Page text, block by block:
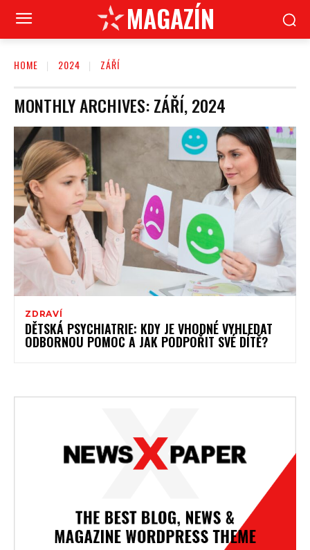
MAGAZÍN
HOME 2024 ZÁŘÍ
MONTHLY ARCHIVES: ZÁŘÍ, 2024
ZDRAVÍ
DĚTSKÁ PSYCHIATRIE: KDY JE VHODNÉ VYHLEDAT
ODBORNOU POMOC A JAK PODPOŘIT SVÉ DÍTĚ?